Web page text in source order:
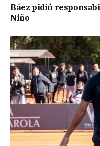
Báez pidió
Niño